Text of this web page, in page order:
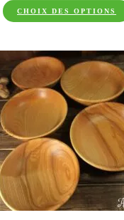
CHOIX DES OPTIONS